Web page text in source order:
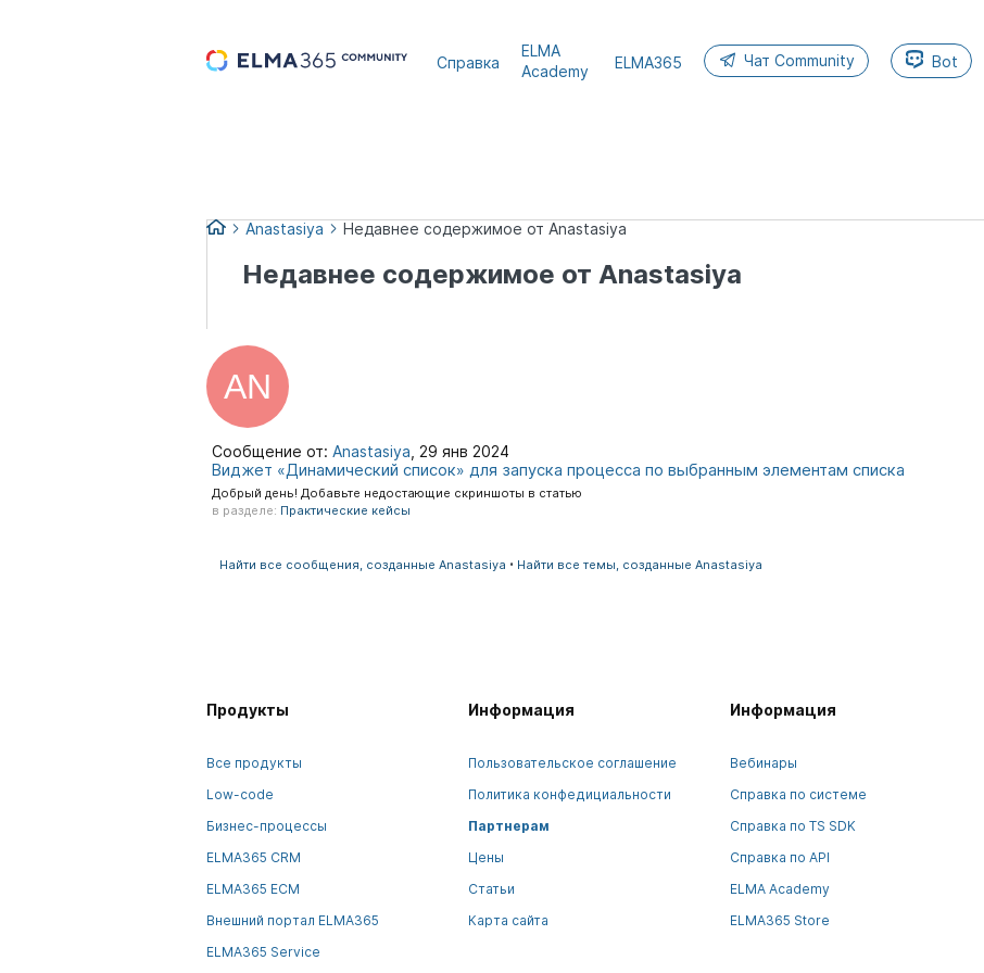
Справка
ELMA
Academy
ELMA365 Чат Community Bot
Anastasiya Недавнее содержимое от Anastasiya
Недавнее содержимое от Anastasiya
Сообщение от: Anastasiya 29 янв 2024
Виджет «Динамический список» для запуска процесса по выбранным элементам списка
Добрый день! Добавьте недостающие скриншоты в статью
в разделе: Практические кейсы
Найти все сообщения, созданные Anastasiya Найти все темы, созданные Anastasiya
Продукты
Все продукты
Low-code
Бизнес-процессы
ELMA365 CRM
ELMA365 ECM
Внешний портал ELMA365
ELMA365 Service
Информация
Пользовательское соглашение
Политика конфедициальности
Партнерам
Цены
Статьи
Карта сайта
Информация
Вебинары
Справка по системе
Справка по TS SDK
Справка по API
ELMA Academy
ELMA365 Store